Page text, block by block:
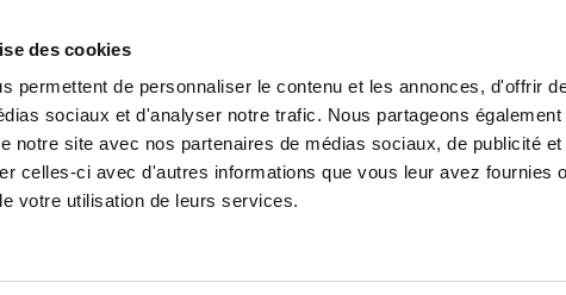
des cookies
permettent de personnaliser le contenu et les annonces, d'offrir
sociaux et d'analyser notre trafic. Nous partageons
notre site avec nos partenaires de médias sociaux, de publicité
celles-ci avec d'autres informations que vous leur avez fournies
votre utilisation de leurs services.
Home Environment History International